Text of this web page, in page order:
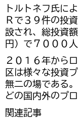
トルトネフ氏に
Ｒで３９件の投
設され、総投資
円）で７０００
２０１６年から
区は様々な投資
無二の場である
どの国内外のプ
関連記事